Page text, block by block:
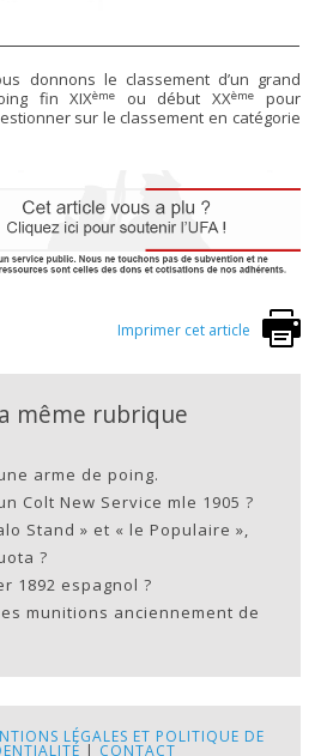
donnons le classement d’un grand
fin XIXème ou début XXème
pour
sur le classement en catégorie
Imprimer cet article
même rubrique
arme de poing.
Colt New Service mle 1905 ?
Stand » et « le Populaire »,
?
1892 espagnol ?
munitions anciennement de
LÉGALES ET POLITIQUE DE
| CONTACT